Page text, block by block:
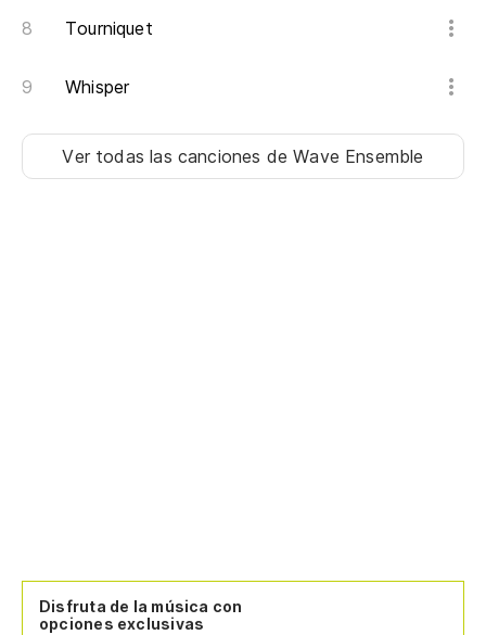
Tourniquet
Whisper
Ver todas las canciones de Wave Ensemble
Disfruta de la música con
opciones exclusivas